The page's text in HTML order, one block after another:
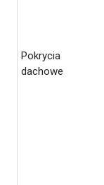
Pokrycia
dachowe